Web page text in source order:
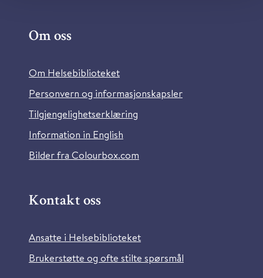
Om oss
Om Helsebiblioteket
Personvern og informasjonskapsler
Tilgjengelighetserklæring
Information in English
Bilder fra Colourbox.com
Kontakt oss
Ansatte i Helsebiblioteket
Brukerstøtte og ofte stilte spørsmål